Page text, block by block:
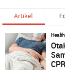
Artikel
Health